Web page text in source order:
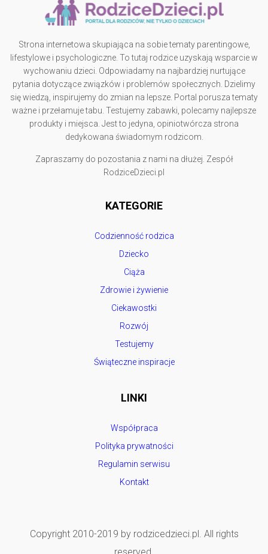
Strona internetowa skupiająca na sobie tematy parentingowe,
lifestylowe i psychologiczne. To tutaj rodzice uzyskają wsparcie w
wychowaniu dzieci. Odpowiadamy na najbardziej nurtujące
pytania dotyczące związków i problemów społecznych. Dzielimy
się wiedzą, inspirujemy do zmian na lepsze. Portal porusza tematy
ważne i przełamuje tabu. Testujemy zabawki, polecamy najlepsze
produkty i miejsca. Jest to jedyna, opiniotwórcza strona
dedykowana świadomym rodzicom.
Zapraszamy do pozostania z nami na dłużej. Zespół
RodziceDzieci.pl
KATEGORIE
Codzienność rodzica
Dziecko
Ciąża
Zdrowie i żywienie
Ciekawostki
Rozwój
Testujemy
Świąteczne inspiracje
LINKI
Współpraca
Polityka prywatności
Regulamin serwisu
Kontakt
Copyright 2010-2019 by rodzicedzieci.pl. All rights